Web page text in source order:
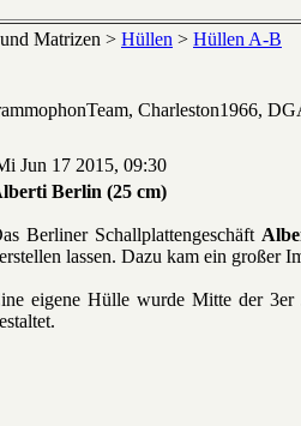
Matrizen > Hüllen > Hüllen A-B
Charleston1966,
Jun 17 2015, 09:30
Berlin (25 cm)
Berliner Schallplattengeschäft
lassen. Dazu kam ein großer
eigene Hülle wurde Mitte der 3er